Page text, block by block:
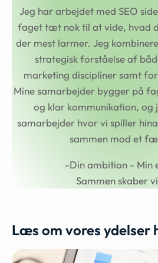
Jeg har arbejdet med SEO
faget tæt nok til at vide, hvad
der mest larmer. Jeg
strategisk forståelse af
marketing discipliner samt
Mine samarbejder bygger på
og klar kommunikation, og
samarbejder hvor vi spiller
sammen mod et
-Din ambition - Min
Sammen skaber
Læs om vores ydelser